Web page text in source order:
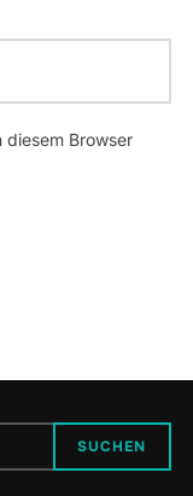
diesem Browser
SUCHEN